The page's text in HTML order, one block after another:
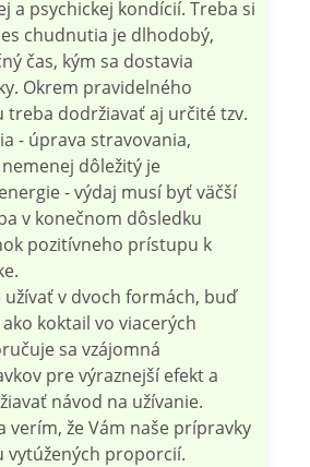
a psychickej kondícií. Treba si
chudnutia je dlhodobý,
čas, kým sa dostavia
Okrem pravidelného
treba dodržiavať aj určité tzv.
- úprava stravovania,
dôležitý je
- výdaj musí byť väčší
v konečnom dôsledku
pozitívneho prístupu k
v dvoch formách, buď
koktail vo viacerých
sa vzájomná
pre výraznejší efekt a
návod na užívanie.
verím, že Vám naše prípravky
vytúžených proporcií.